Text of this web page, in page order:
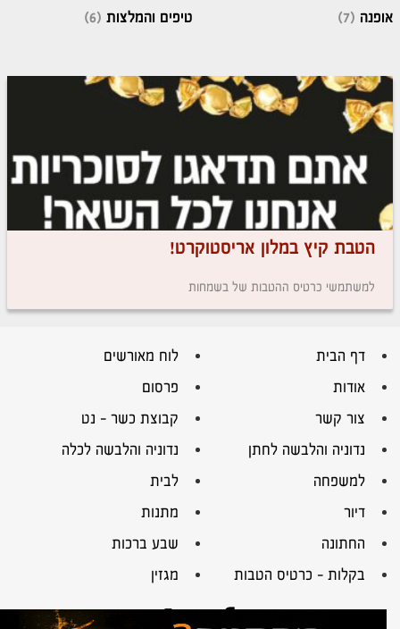
אופנה (7)
טיפים והמלצות (6)
הטבת קיץ במלון אריסטוקרט!
למשתמשי כרטיס ההטבות של בשמחות
דף הבית
לוח מאורשים
אודות
פרסום
צור קשר
קבוצת כשר – נט
נדוניה והלבשה לחתן
נדוניה והלבשה לכלה
למשפחה
לבית
דיור
מתנות
החתונה
שבע ברכות
בקלות – כרטיס הטבות
מגזין